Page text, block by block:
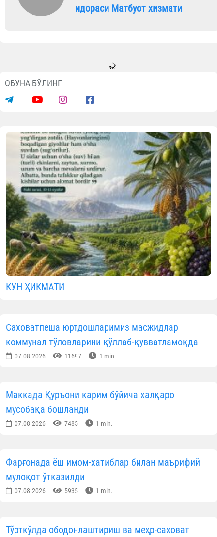
идораси Матбуот хизмати
ОБУНА БЎЛИНГ
КУН ҲИКМАТИ
Саховатпеша юртдошларимиз масжидлар
коммунал тўловларини қўллаб-қувватламоқда
07.08.2026 11697 1 min.
Маккада Қуръони карим бўйича халқаро
мусобақа бошланди
07.08.2026 7485 1 min.
Фарғонада ёш имом-хатиблар билан маърифий
мулоқот ўтказилди
07.08.2026 5935 1 min.
Тўрткўлда ободонлаштириш ва меҳр-саховат